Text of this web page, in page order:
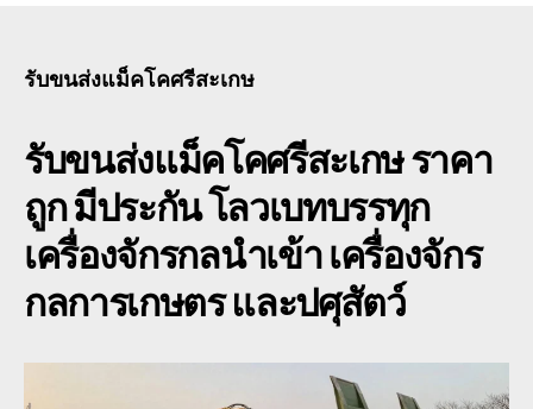
รับขนส่งแม็คโคศรีสะเกษ
รับขนส่งแม็คโคศรีสะเกษราคา
ถูก มีประกัน โลวเบทบรรทุก
เครื่องจักรกลนำเข้า เครื่องจักร
กลการเกษตร และปศุสัตว์